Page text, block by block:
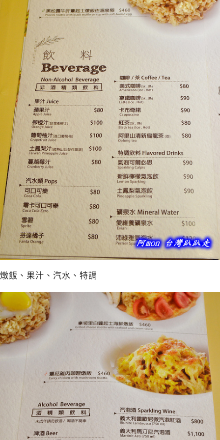
燉飯、果汁、汽水、特調